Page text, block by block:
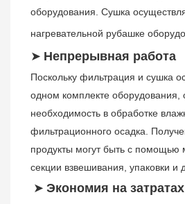
оборудования. Сушка
нагревательной рубашке
➤ Непрерывная работа
Поскольку фильтрация и сушка
одном комплекте оборудования,
необходимость в обработке
фильтрационного осадка.
продукты могут быть с
секции взвешивания, упаковки и
➤ Экономия на